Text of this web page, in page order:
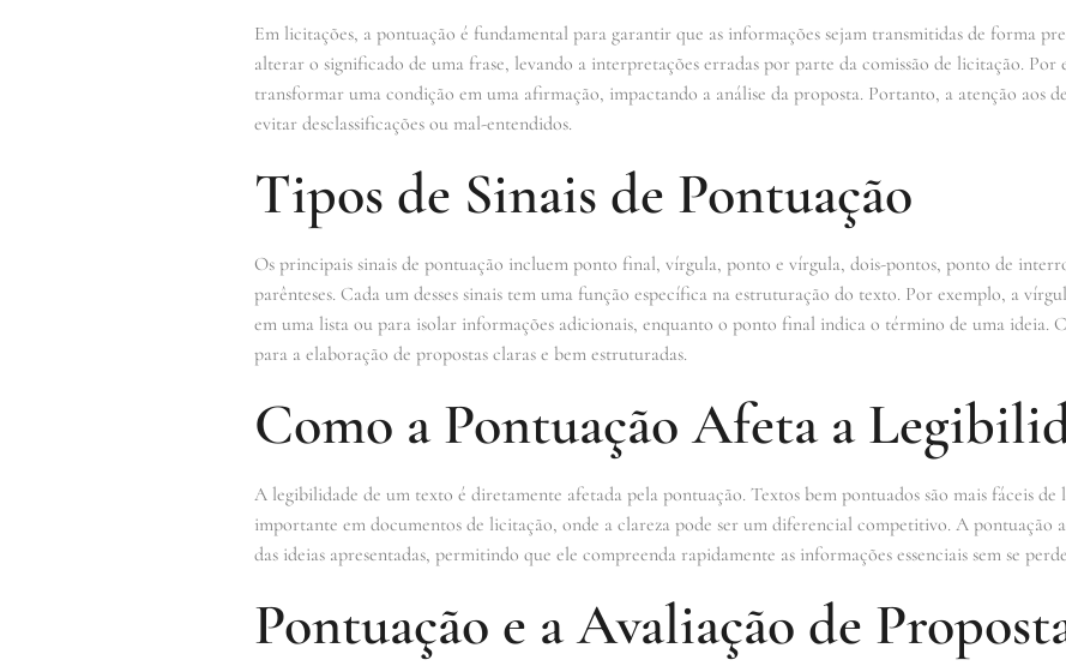
Em licitações, a pontuação é fundamental para garantir que as informações sejam transmitidas de forma
alterar o significado de uma frase, levando a interpretações erradas por parte da comissão de licitação.
transformar uma condição em uma afirmação, impactando a análise da proposta. Portanto, a atenção aos
evitar desclassificações ou mal-entendidos.
Tipos de Sinais de Pontuação
Os principais sinais de pontuação incluem ponto final, vírgula, ponto e vírgula, dois-pontos, ponto de
parênteses. Cada um desses sinais tem uma função específica na estruturação do texto. Por exemplo, a
em uma lista ou para isolar informações adicionais, enquanto o ponto final indica o término de uma ideia.
para a elaboração de propostas claras e bem estruturadas.
Como a Pontuação Afeta a
A legibilidade de um texto é diretamente afetada pela pontuação. Textos bem pontuados são mais fáceis de
importante em documentos de licitação, onde a clareza pode ser um diferencial competitivo. A pontuação
das ideias apresentadas, permitindo que ele compreenda rapidamente as informações essenciais sem se
Pontuação e a Avaliação de